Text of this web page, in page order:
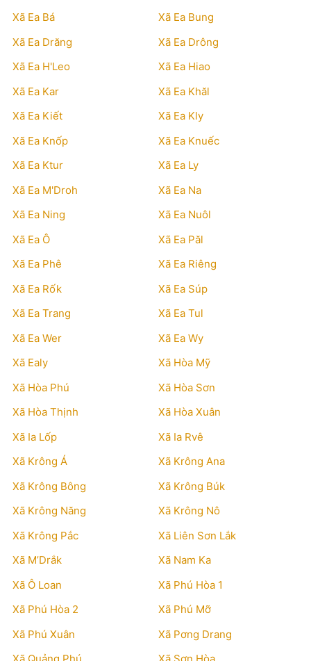
Xã Ea Bá
Xã Ea Bung
Xã Ea Drăng
Xã Ea Drông
Xã Ea H'Leo
Xã Ea Hiao
Xã Ea Kar
Xã Ea Khăl
Xã Ea Kiết
Xã Ea Kly
Xã Ea Knốp
Xã Ea Knuếc
Xã Ea Ktur
Xã Ea Ly
Xã Ea M'Droh
Xã Ea Na
Xã Ea Ning
Xã Ea Nuôl
Xã Ea Ô
Xã Ea Păl
Xã Ea Phê
Xã Ea Riêng
Xã Ea Rốk
Xã Ea Súp
Xã Ea Trang
Xã Ea Tul
Xã Ea Wer
Xã Ea Wy
Xã Ealy
Xã Hòa Mỹ
Xã Hòa Phú
Xã Hòa Sơn
Xã Hòa Thịnh
Xã Hòa Xuân
Xã Ia Lốp
Xã Ia Rvê
Xã Krông Á
Xã Krông Ana
Xã Krông Bông
Xã Krông Búk
Xã Krông Năng
Xã Krông Nô
Xã Krông Pắc
Xã Liên Sơn Lắk
Xã M’Drắk
Xã Nam Ka
Xã Ô Loan
Xã Phú Hòa 1
Xã Phú Hòa 2
Xã Phú Mỡ
Xã Phú Xuân
Xã Pơng Drang